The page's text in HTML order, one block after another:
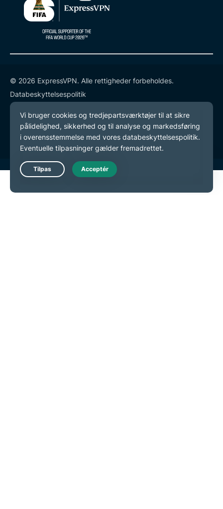
© 2026 ExpressVPN. Alle rettigheder forbeholdes.
Databeskyttelsespolitik
Tjenestevilkår
Cookie-præferencer